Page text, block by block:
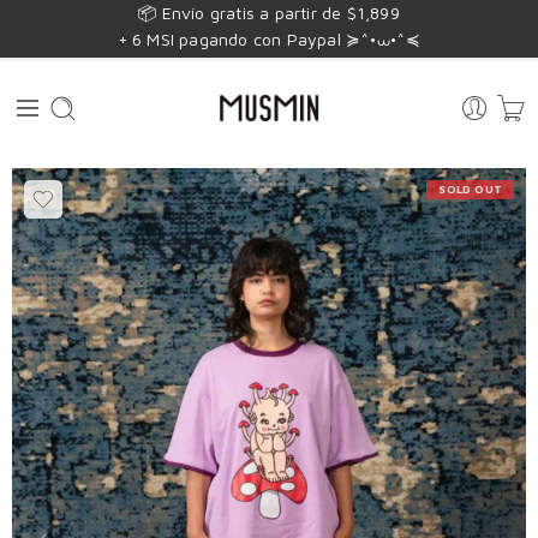
📦 Envío gratis a partir de $1,899
+ 6 MSI pagando con Paypal ≽^•⩊•^≼
SOLD OUT